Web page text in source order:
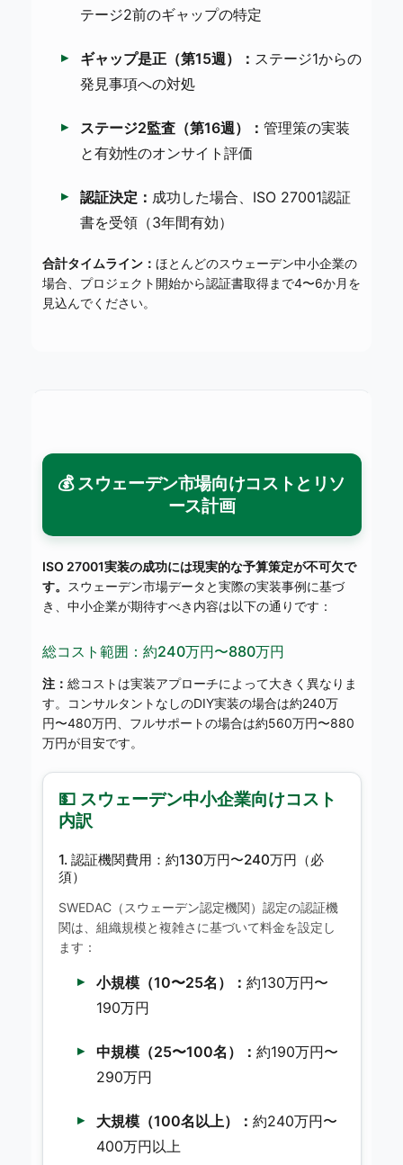
テージ2前のギャップの特定
ギャップ是正（第15週）： ステージ1からの
発見事項への対処
ステージ2監査（第16週）： 管理策の実装
と有効性のオンサイト評価
認証決定： 成功した場合、ISO 27001認証
書を受領（3年間有効）
合計タイムライン： ほとんどのスウェーデン中小企業の
場合、プロジェクト開始から認証書取得まで4〜6か月を
見込んでください。
💰 スウェーデン市場向けコストとリソ
ース計画
ISO 27001実装の成功には現実的な予算策定が不可欠で
す。
スウェーデン市場データと実際の実装事例に基づ
き、中小企業が期待すべき内容は以下の通りです：
総コスト範囲：約240万円〜880万円
注： 総コストは実装アプローチによって大きく異なりま
す。コンサルタントなしのDIY実装の場合は約240万
円〜480万円、フルサポートの場合は約560万円〜880
万円が目安です。
💵 スウェーデン中小企業向けコスト
内訳
1. 認証機関費用：約130万円〜240万円（必
須）
SWEDAC（スウェーデン認定機関）認定の認証機
関は、組織規模と複雑さに基づいて料金を設定し
ます：
小規模（10〜25名）： 約130万円〜
190万円
中規模（25〜100名）： 約190万円〜
290万円
大規模（100名以上）： 約240万円〜
400万円以上